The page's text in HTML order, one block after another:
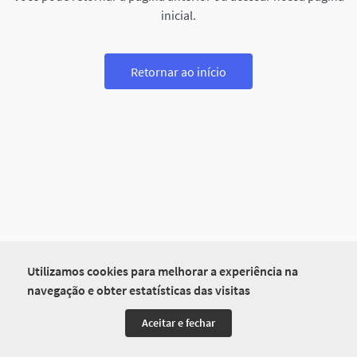
Utilizamos cookies para melhorar a experiência na
navegação e obter estatísticas das visitas
Aceitar e fechar
inicial.
Retornar ao início